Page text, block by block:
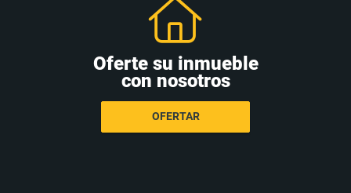
Oferte su inmueble
con nosotros
OFERTAR